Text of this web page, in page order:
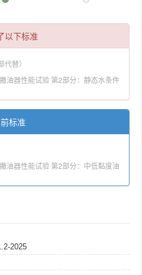
以下标准
代替）
油器性能试验 第2部分：静态水条件
标准
油器性能试验 第2部分：中低黏度油
2025